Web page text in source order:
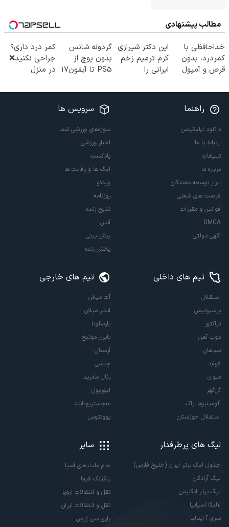
مطالب پیشنهادی
خداحافظی با
کمردرد، بدون
قرص و آمپول
این دکتر شیرازی
کرم ترمیم زخم
ایرانی را
گردونه شانس
بدون پوچ از
PS5 تا آیفون17
کمر درد داری؟
جراحی نکنید❌
در منزل
(◂پرسش‌نامه)
راهنما
دانلود اپلیکیشن
ارتباط با ما
تبلیغات
درباره ما
ابزار توسعه دهندگان
فرصت های شغلی
قوانین و مقررات
DMCA
آگهی دولتی
سرویس ها
سوژه‌های ورزشی شما
اخبار ورزشی
پادکست
لیگ ها و رقابت ها
ویدئو
روزنامه
نتایج زنده
آنتن
پیش بینی
پخش زنده
تیم های داخلی
استقلال
پرسپولیس
تراکتور
ذوب آهن
سپاهان
فولاد
ملوان
گل‌گهر
آلومینیوم اراک
استقلال خوزستان
تیم های خارجی
آث میلان
اینتر میلان
بارسلونا
بایرن مونیخ
آرسنال
چلسی
رئال مادرید
لیورپول
منچستریونایتد
یوونتوس
لیگ های پرطرفدار
جدول لیگ برتر ایران (خلیج فارس)
لیگ آزادگان
لیگ برتر انگلیس
لالیگا اسپانیا
سری آ ایتالیا
سایر
جام ملت های آسیا
رنکینگ فیفا
نقل و انتقالات اروپا
نقل و انتقالات ایران
پاری سن ژرمن